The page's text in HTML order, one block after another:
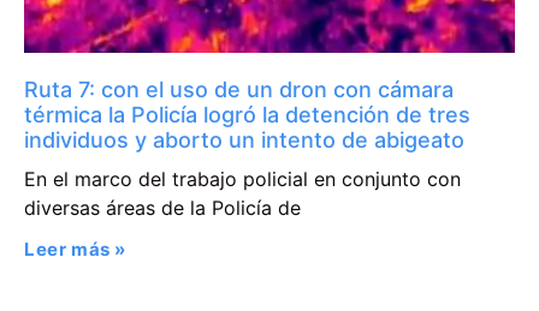
Ruta 7: con el uso de un dron con cámara
térmica la Policía logró la detención de tres
individuos y aborto un intento de abigeato
En el marco del trabajo policial en conjunto con
diversas áreas de la Policía de
Leer más »